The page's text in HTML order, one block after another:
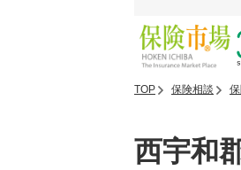
TOP 保険相談
西宇和